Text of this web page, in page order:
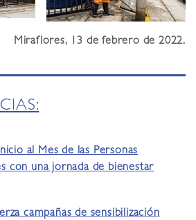
Miraflores, 13 de febrero de 2022.
al Mes de las Personas
con una jornada de bienestar
campañas de sensibilización